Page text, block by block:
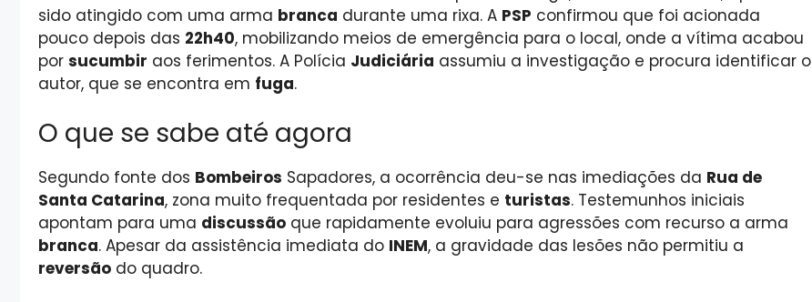
sido atingido com uma arma branca durante uma rixa. A PSP confirmou que foi acionada
pouco depois das 22h40, mobilizando meios de emergência para o local, onde a vítima acabou
por sucumbir aos ferimentos. A Polícia Judiciária assumiu a investigação e procura identificar o
autor, que se encontra em fuga.
O que se sabe até agora
Segundo fonte dos Bombeiros Sapadores, a ocorrência deu-se nas imediações da Rua de
Santa Catarina, zona muito frequentada por residentes e turistas. Testemunhos iniciais
apontam para uma discussão que rapidamente evoluiu para agressões com recurso a arma
branca. Apesar da assistência imediata do INEM, a gravidade das lesões não permitiu a
reversão do quadro.